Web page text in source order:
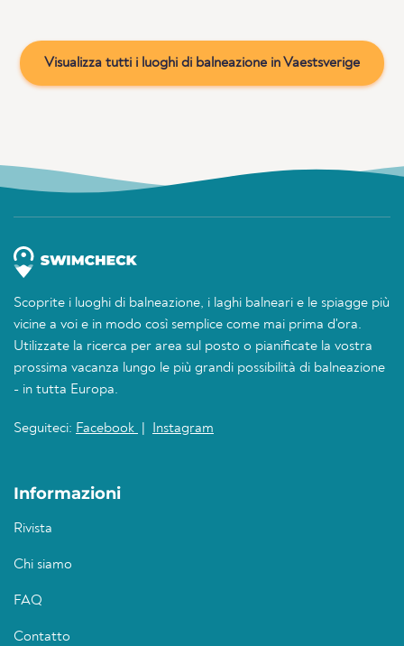
Visualizza tutti i luoghi di balneazione in Vaestsverige
Scoprite i luoghi di balneazione, i laghi balneari e le spiagge più
vicine a voi e in modo così semplice come mai prima d'ora.
Utilizzate la ricerca per area sul posto o pianificate la vostra
prossima vacanza lungo le più grandi possibilità di balneazione
- in tutta Europa.
Seguiteci: Facebook Instagram
Informazioni
Rivista
Chi siamo
FAQ
Contatto